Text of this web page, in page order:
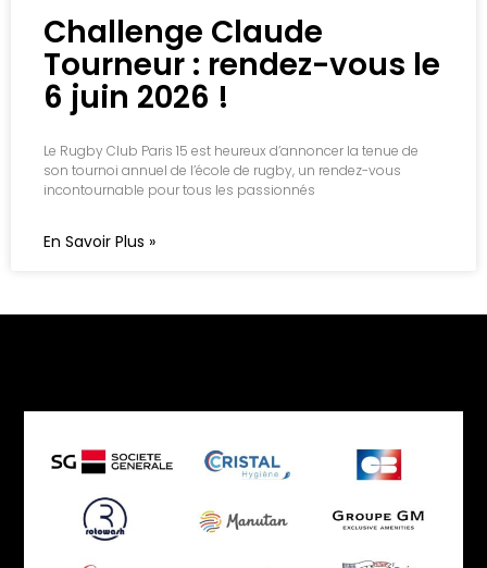
Challenge Claude
Tourneur : rendez-vous le
6 juin 2026 !
Le Rugby Club Paris 15 est heureux d’annoncer la tenue de
son tournoi annuel de l’école de rugby, un rendez-vous
incontournable pour tous les passionnés
En Savoir Plus »